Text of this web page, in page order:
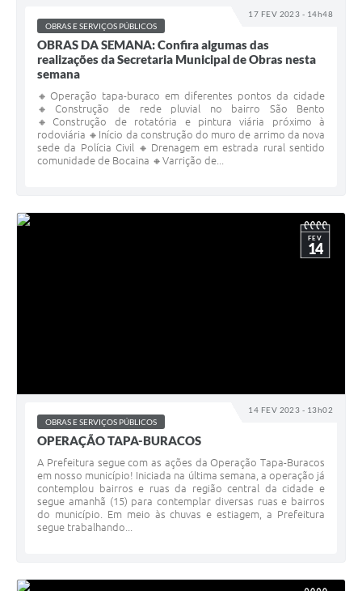
17 FEV 2023 - 14h48
OBRAS E SERVIÇOS PÚBLICOS
OBRAS DA SEMANA: Confira algumas das
realizações da Secretaria Municipal de Obras nesta
semana
🔸Operação tapa-buraco em diferentes pontos da cidade
🔸Construção de rede pluvial no bairro São Bento
🔸Construção de rotatória e pintura viária próximo à
rodoviária 🔸Início da construção do muro de arrimo da nova
sede da Polícia Civil 🔸Drenagem em estrada rural sentido
comunidade de Bocaina 🔸Varrição de...
14 FEV 2023 - 13h02
FEV
14
OBRAS E SERVIÇOS PÚBLICOS
OPERAÇÃO TAPA-BURACOS
A Prefeitura segue com as ações da Operação Tapa-Buracos
em nosso município! Iniciada na última semana, a operação já
contemplou bairros e ruas da região central da cidade e
segue amanhã (15) para contemplar diversas ruas e bairros
do município. Em meio às chuvas e estiagem, a Prefeitura
segue trabalhando...